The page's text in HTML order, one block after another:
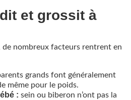
et grossit à
nombreux facteurs rentrent en
grands font généralement
même pour le poids.
: sein ou biberon n’ont pas la